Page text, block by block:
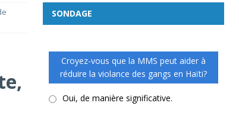
SONDAGE
Croyez-vous que la MMS peut aider à
réduire la violance des gangs en Haïti?
Oui, de manière significative.